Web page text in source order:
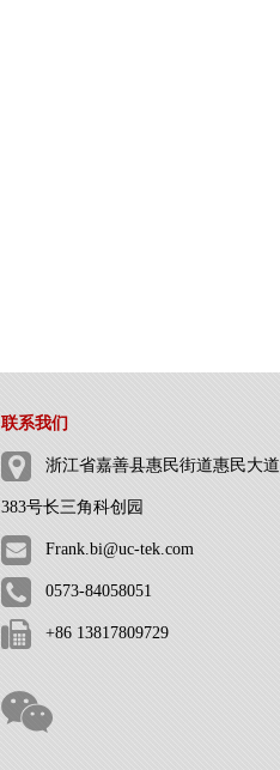
联系我们
浙江省嘉善县惠民街道惠民大道
383号长三角科创园
Frank.bi@uc-tek.com
0573-84058051
+86 13817809729